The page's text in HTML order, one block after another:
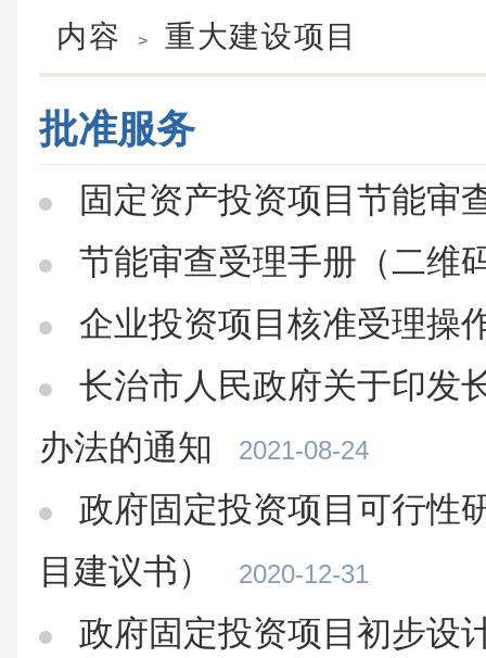
内容
> 重大建设项目
批准服务
固定资产投资项目节能审
节能审查受理手册（二维
企业投资项目核准受理操
长治市人民政府关于印发
办法的通知
2021-08-24
政府固定投资项目可行性
目建议书）
2020-12-31
政府固定投资项目初步设